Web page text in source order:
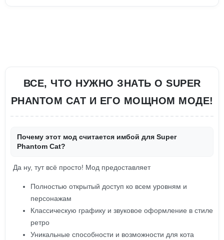
ВСЕ, ЧТО НУЖНО ЗНАТЬ О SUPER
PHANTOM CAT И ЕГО МОЩНОМ МОДЕ!
Почему этот мод считается имбой для Super
Phantom Cat?
Да ну, тут всё просто! Мод предоставляет
Полностью открытый доступ ко всем уровням и
персонажам
Классическую графику и звуковое оформление в стиле
ретро
Уникальные способности и возможности для кота